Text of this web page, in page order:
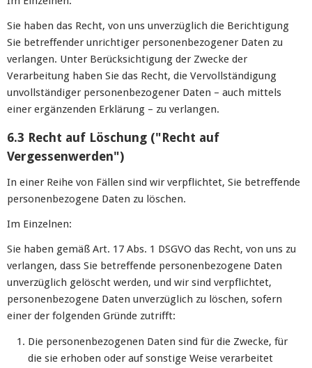
Sie haben das Recht, von uns unverzüglich die Berichtigung
Sie betreffender unrichtiger personenbezogener Daten zu
verlangen. Unter Berücksichtigung der Zwecke der
Verarbeitung haben Sie das Recht, die Vervollständigung
unvollständiger personenbezogener Daten – auch mittels
einer ergänzenden Erklärung – zu verlangen.
6.3 Recht auf Löschung ("Recht auf
Vergessenwerden")
In einer Reihe von Fällen sind wir verpflichtet, Sie betreffende
personenbezogene Daten zu löschen.
Im Einzelnen:
Sie haben gemäß Art. 17 Abs. 1 DSGVO das Recht, von uns zu
verlangen, dass Sie betreffende personenbezogene Daten
unverzüglich gelöscht werden, und wir sind verpflichtet,
personenbezogene Daten unverzüglich zu löschen, sofern
einer der folgenden Gründe zutrifft:
Die personenbezogenen Daten sind für die Zwecke, für
die sie erhoben oder auf sonstige Weise verarbeitet